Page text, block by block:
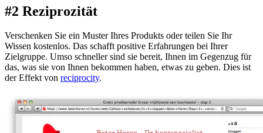
#2 Reziprozität
Verschenken Sie ein Muster Ihres Produkts oder teilen Sie Ihr
Wissen kostenlos. Das schafft positive Erfahrungen bei Ihrer
Zielgruppe. Umso schneller sind sie bereit, Ihnen im Gegenzug für
das, was sie von Ihnen bekommen haben, etwas zu geben. Dies ist
der Effekt von reciprocity.